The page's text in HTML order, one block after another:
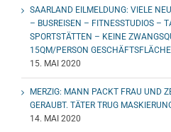
SAARLAND EILMELDUNG: VIELE
– BUSREISEN – FITNESSTUDIOS –
SPORTSTÄTTEN – KEINE
15QM/PERSON
15. MAI 2020
MERZIG: MANN PACKT FRAU UND
GERAUBT. TÄTER TRUG
14. MAI 2020